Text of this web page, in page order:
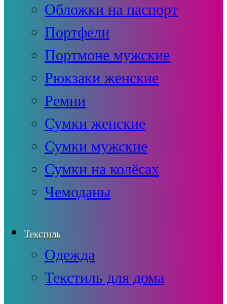
Обложки на паспорт
Портфели
Портмоне мужские
Рюкзаки женские
Ремни
Сумки женские
Сумки мужские
Сумки на колёсах
Чемоданы
Текстиль
Одежда
Текстиль для дома